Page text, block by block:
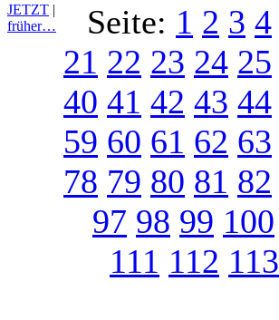
JETZT |
früher…
Seite: 1 2 3 4
21 22 23 24 25
40 41 42 43 44
59 60 61 62 63
78 79 80 81 82
97 98 99 100
111 112 113